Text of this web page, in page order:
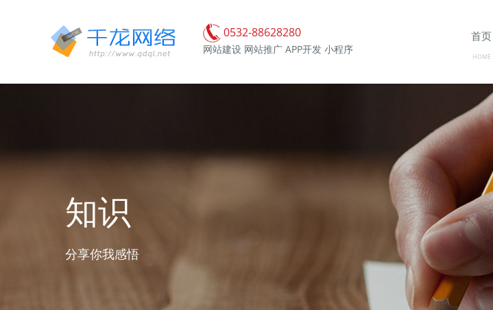
0532-88628280
网站建设 网站推广 APP开发 小程序
首页
HOME
知识
分享你我感悟